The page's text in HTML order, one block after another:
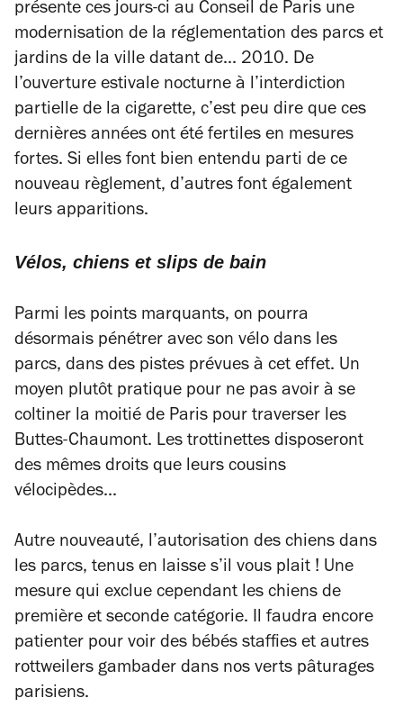
présente ces jours-ci au Conseil de Paris une
modernisation de la réglementation des parcs et
jardins de la ville datant de... 2010. De
l’ouverture estivale nocturne à l’interdiction
partielle de la cigarette, c’est peu dire que ces
dernières années ont été fertiles en mesures
fortes. Si elles font bien entendu parti de ce
nouveau règlement, d’autres font également
leurs apparitions.
Vélos, chiens et slips de bain
Parmi les points marquants, on pourra
désormais pénétrer avec son vélo dans les
parcs, dans des pistes prévues à cet effet. Un
moyen plutôt pratique pour ne pas avoir à se
coltiner la moitié de Paris pour traverser les
Buttes-Chaumont. Les trottinettes disposeront
des mêmes droits que leurs cousins
vélocipèdes...
Autre nouveauté, l’autorisation des chiens dans
les parcs, tenus en laisse s’il vous plait ! Une
mesure qui exclue cependant les chiens de
première et seconde catégorie. Il faudra encore
patienter pour voir des bébés staffies et autres
rottweilers gambader dans nos verts pâturages
parisiens.